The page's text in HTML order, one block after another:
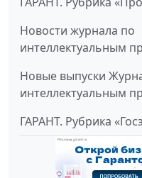
Новости журнала по
интеллектуальным
Новые выпуски
интеллектуальным
ГАРАНТ. Рубрика